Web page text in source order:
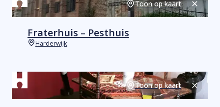
Toon op kaart Sluiten
Fraterhuis – Pesthuis
Harderwijk
Toon op kaart Sluiten